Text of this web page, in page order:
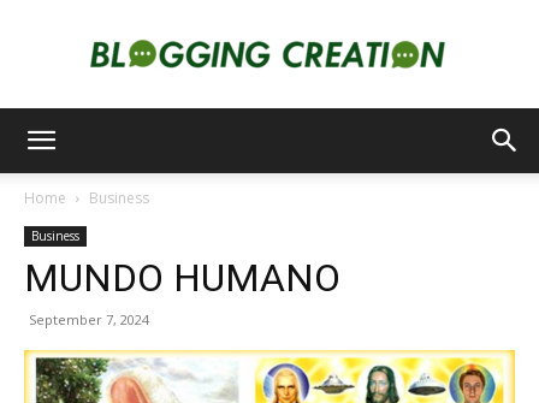
Home Business
Business
MUNDO HUMANO
September 7, 2024